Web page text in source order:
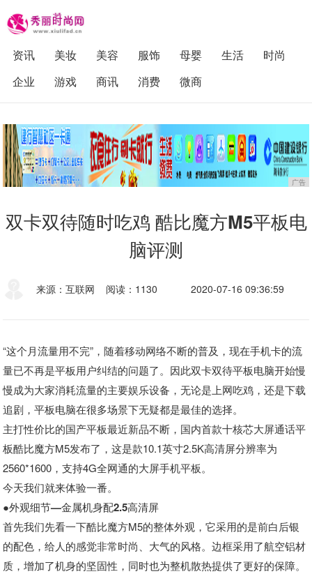
资讯 美妆 美容 服饰 母婴 生活
时尚
企业
游戏 商讯 消费 微商
广告
双卡双待随时吃鸡 酷比魔方M5平板电
脑评测
来源：互联网 阅读：1130 2020-07-16 09:36:59
“这个月流量用不完”，随着移动网络不断的普及，现在手机卡的流
量已不再是平板用户纠结的问题了。因此双卡双待平板电脑开始慢
慢成为大家消耗流量的主要娱乐设备，无论是上网吃鸡，还是下载
追剧，平板电脑在很多场景下无疑都是最佳的选择。
主打性价比的国产平板最近新品不断，国内首款十核芯大屏通话平
板酷比魔方M5发布了，这是款10.1英寸2.5K高清屏分辨率为
2560*1600，支持4G全网通的大屏手机平板。
今天我们就来体验一番。
●外观细节—金属机身配2.5高清屏
首先我们先看一下酷比魔方M5的整体外观，它采用的是前白后银
的配色，给人的感觉非常时尚、大气的风格。边框采用了航空铝材
质，增加了机身的坚固性，同时也为整机散热提供了更好的保障。